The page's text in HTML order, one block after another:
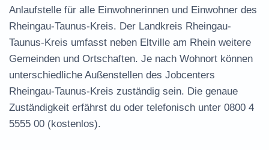
Anlaufstelle für alle Einwohnerinnen und Einwohner des
Rheingau-Taunus-Kreis. Der Landkreis Rheingau-
Taunus-Kreis umfasst neben Eltville am Rhein weitere
Gemeinden und Ortschaften. Je nach Wohnort können
unterschiedliche Außenstellen des Jobcenters
Rheingau-Taunus-Kreis zuständig sein. Die genaue
Zuständigkeit erfährst du oder telefonisch unter 0800 4
5555 00 (kostenlos).